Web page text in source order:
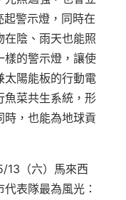
警示燈，同時在
在陰、雨天也能照
樣的警示燈，讓使
太陽能板的行動電
魚菜共生系統，形
時，也能為地球貢
13（六）馬來西
表隊最為風光：